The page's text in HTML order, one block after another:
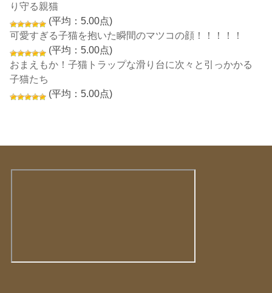
り守る親猫
(平均：5.00点)
可愛すぎる子猫を抱いた瞬間のマツコの顔！！！！！
(平均：5.00点)
おまえもか！子猫トラップな滑り台に次々と引っかかる
子猫たち
(平均：5.00点)